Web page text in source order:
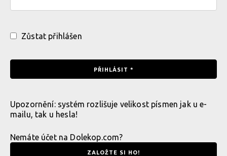
Zůstat přihlášen
Upozornění: systém rozlišuje velikost písmen jak u e-
mailu, tak u hesla!
Nemáte účet na Dolekop.com?
ZALOŽTE SI HO!